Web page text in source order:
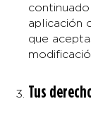
aplicación
que
Tus